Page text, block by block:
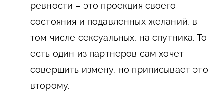
ревности – это проекция своего
состояния и подавленных желаний, в
том числе сексуальных, на спутника. То
есть один из партнеров сам хочет
совершить измену, но приписывает это
второму.